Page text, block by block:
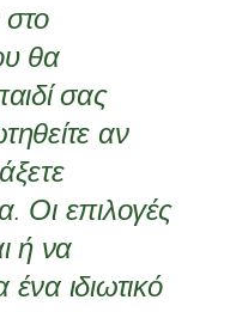
θα
σας
αν
Οι επιλογές
ή να
ιδιωτικό